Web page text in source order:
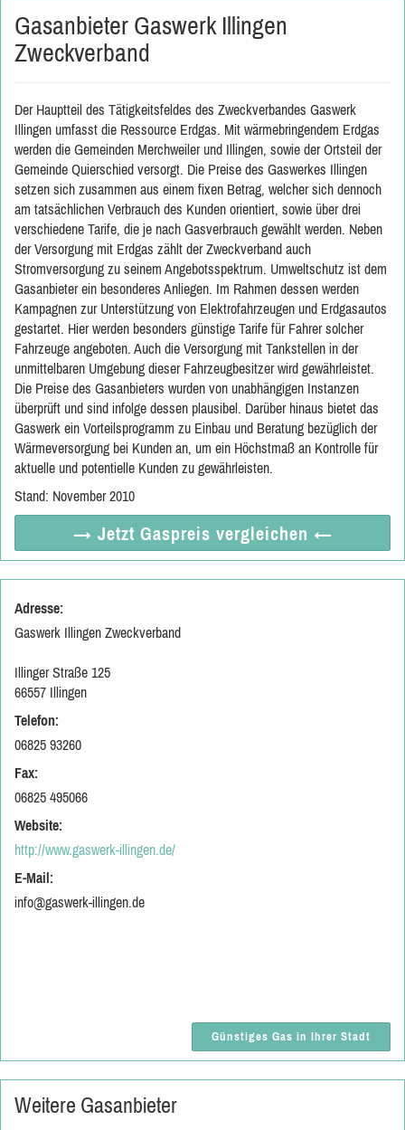
Gasanbieter Gaswerk Illingen
Zweckverband
Der Hauptteil des Tätigkeitsfeldes des Zweckverbandes Gaswerk
Illingen umfasst die Ressource Erdgas. Mit wärmebringendem Erdgas
werden die Gemeinden Merchweiler und Illingen, sowie der Ortsteil der
Gemeinde Quierschied versorgt. Die Preise des Gaswerkes Illingen
setzen sich zusammen aus einem fixen Betrag, welcher sich dennoch
am tatsächlichen Verbrauch des Kunden orientiert, sowie über drei
verschiedene Tarife, die je nach Gasverbrauch gewählt werden. Neben
der Versorgung mit Erdgas zählt der Zweckverband auch
Stromversorgung zu seinem Angebotsspektrum. Umweltschutz ist dem
Gasanbieter ein besonderes Anliegen. Im Rahmen dessen werden
Kampagnen zur Unterstützung von Elektrofahrzeugen und Erdgasautos
gestartet. Hier werden besonders günstige Tarife für Fahrer solcher
Fahrzeuge angeboten. Auch die Versorgung mit Tankstellen in der
unmittelbaren Umgebung dieser Fahrzeugbesitzer wird gewährleistet.
Die Preise des Gasanbieters wurden von unabhängigen Instanzen
überprüft und sind infolge dessen plausibel. Darüber hinaus bietet das
Gaswerk ein Vorteilsprogramm zu Einbau und Beratung bezüglich der
Wärmeversorgung bei Kunden an, um ein Höchstmaß an Kontrolle für
aktuelle und potentielle Kunden zu gewährleisten.
Stand: November 2010
→ Jetzt Gaspreis vergleichen ←
Adresse:
Gaswerk Illingen Zweckverband
Illinger Straße 125
66557 Illingen
Telefon:
06825 93260
Fax:
06825 495066
Website:
http://www.gaswerk-illingen.de/
E-Mail:
info@gaswerk-illingen.de
Günstiges Gas in Ihrer Stadt
Weitere Gasanbieter